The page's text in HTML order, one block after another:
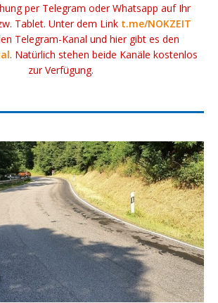
per Telegram oder Whatsapp auf Ihr
Tablet. Unter dem Link t.me/NOKZEIT
Telegram-Kanal und hier gibt es den
. Natürlich stehen beide Kanäle kostenlos
zur Verfügung.